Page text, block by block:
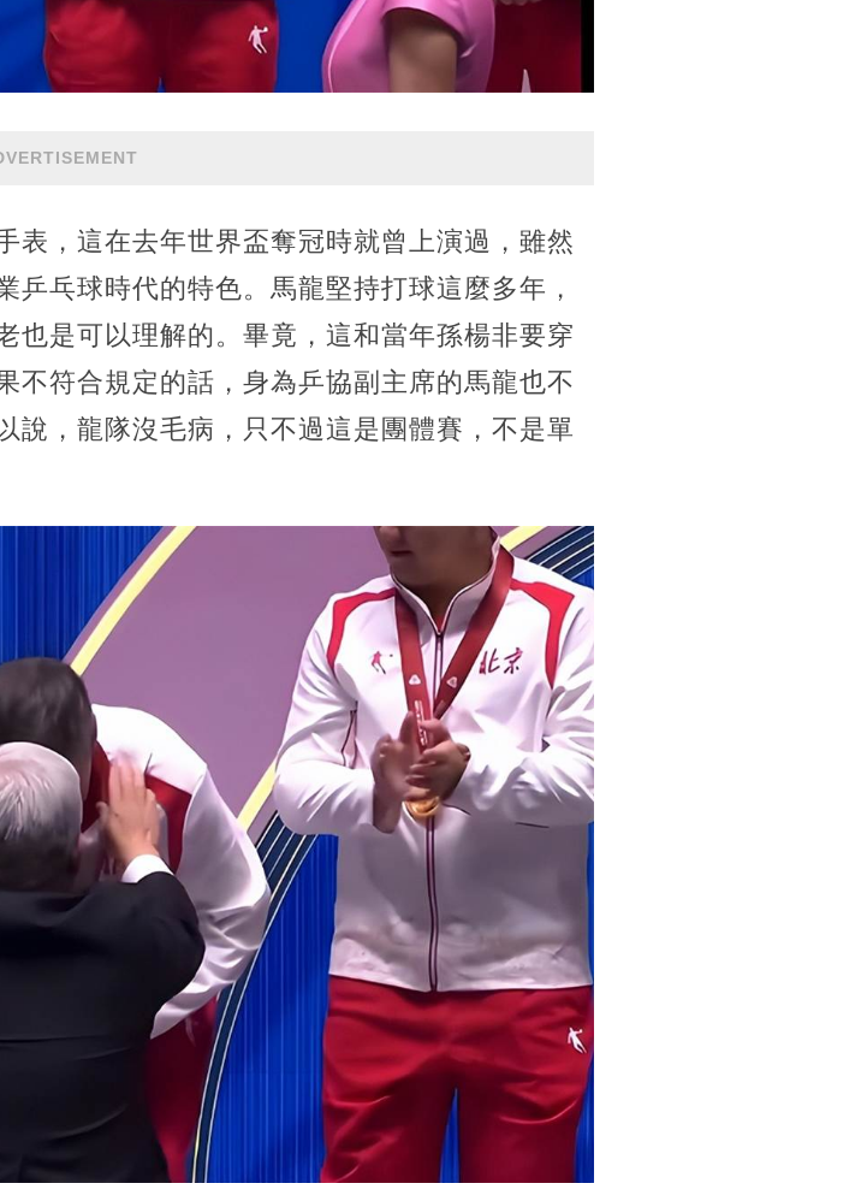
表，這在去年世界盃奪冠時就曾上演過，雖然
乒乓球時代的特色。馬龍堅持打球這麼多年，
也是可以理解的。畢竟，這和當年孫楊非要穿
不符合規定的話，身為乒協副主席的馬龍也不
說，龍隊沒毛病，只不過這是團體賽，不是單